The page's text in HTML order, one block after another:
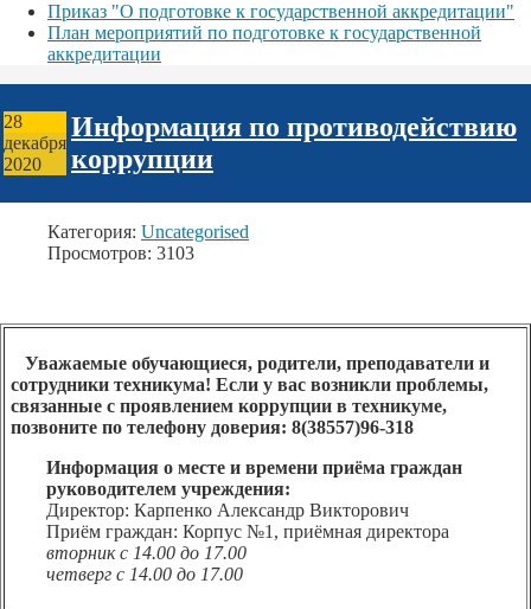
Приказ "О подготовке к государственной аккредитации"
План мероприятий по подготовке к государственной
аккредитации
28
декабря
2020
Информация по противодействию
коррупции
Категория: Uncategorised
Просмотров: 3103
Уважаемые обучающиеся, родители, преподаватели и
сотрудники техникума! Если у вас возникли проблемы,
связанные с проявлением коррупции в техникуме,
позвоните по телефону доверия: 8(38557)96-318
Информация о месте и времени приёма граждан
руководителем учреждения:
Директор: Карпенко Александр Викторович
Приём граждан: Корпус №1, приёмная директора
вторник с 14.00 до 17.00
четверг с 14.00 до 17.00